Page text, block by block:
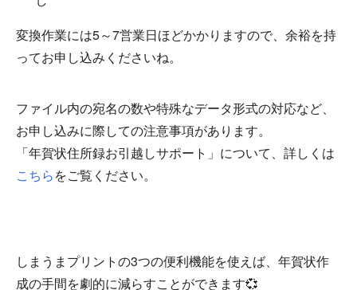
変換作業には5～7営業日ほどかかりますので、余裕を持
ってお申し込みくださいね。
ファイル内の宛名の数や特殊なデータ形式の対応など、
お申し込みに際しての注意事項があります。
「年賀状住所録お引越しサポート」について、詳しくは
こちらをご覧ください。
しまうまプリントの3つの便利機能を使えば、年賀状作
成の手間を劇的に減らすことができます💞